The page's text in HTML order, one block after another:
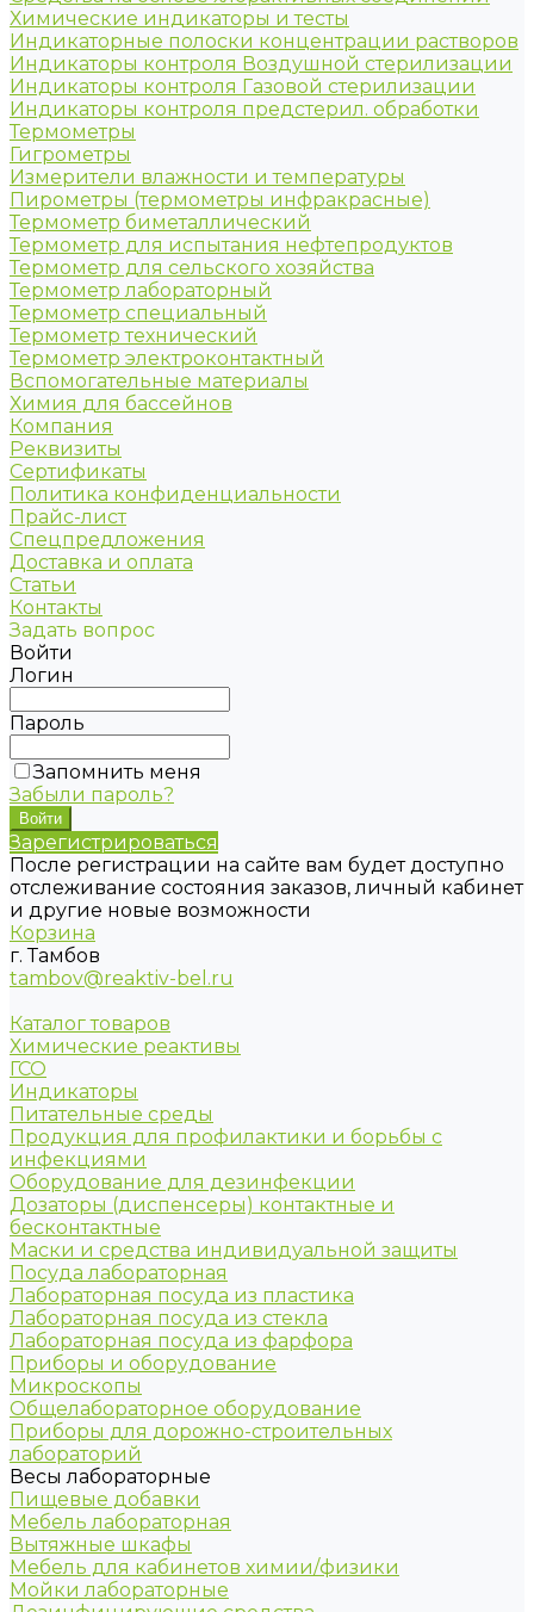
Химические индикаторы и тесты
Индикаторные полоски концентрации растворов
Индикаторы контроля Воздушной стерилизации
Индикаторы контроля Газовой стерилизации
Индикаторы контроля предстерил. обработки
Термометры
Гигрометры
Измерители влажности и температуры
Пирометры (термометры инфракрасные)
Термометр биметаллический
Термометр для испытания нефтепродуктов
Термометр для сельского хозяйства
Термометр лабораторный
Термометр специальный
Термометр технический
Термометр электроконтактный
Вспомогательные материалы
Химия для бассейнов
Компания
Реквизиты
Сертификаты
Политика конфиденциальности
Прайс-лист
Спецпредложения
Доставка и оплата
Статьи
Контакты
Задать вопрос
Войти
Логин
Пароль
Запомнить меня
Забыли пароль?
Зарегистрироваться
После регистрации на сайте вам будет доступно
отслеживание состояния заказов, личный кабинет
и другие новые возможности
Корзина
г. Тамбов
tambov@reaktiv-bel.ru
Каталог товаров
Химические реактивы
ГСО
Индикаторы
Питательные среды
Продукция для профилактики и борьбы с
инфекциями
Оборудование для дезинфекции
Дозаторы (диспенсеры) контактные и
бесконтактные
Маски и средства индивидуальной защиты
Посуда лабораторная
Лабораторная посуда из пластика
Лабораторная посуда из стекла
Лабораторная посуда из фарфора
Приборы и оборудование
Микроскопы
Общелабораторное оборудование
Приборы для дорожно-строительных
лабораторий
Весы лабораторные
Пищевые добавки
Мебель лабораторная
Вытяжные шкафы
Мебель для кабинетов химии/физики
Мойки лабораторные